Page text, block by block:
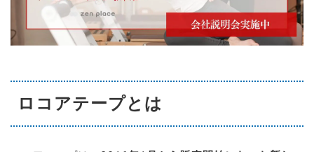
ロコアテープとは